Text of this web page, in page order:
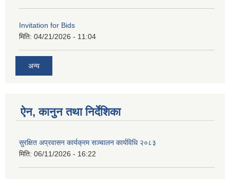
Invitation for Bids
मिति: 04/21/2026 - 11:04
अन्य
ऐन, कानुन तथा निर्देशिका
सुरक्षित अप्रवासन कार्यक्रम सञ्चालन कार्यविधि २०८३
मिति: 06/11/2026 - 16:22